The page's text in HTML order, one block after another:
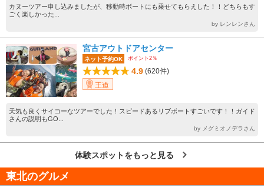
カヌーツアー申し込みましたが、移動時ボートにも乗せてもらえした！！どちらもす
ごく楽しかった...
by レンレンさん
宮古アウトドアセンター
ネット予約OK ポイント2％
4.9 (620件)
王道
天気も良くサイコーなツアーでした！スピードあるリブボートすごいです！！ガイド
さんの説明もGO...
by メグミオノデラさん
体験スポットをもっと見る
東北のグルメ